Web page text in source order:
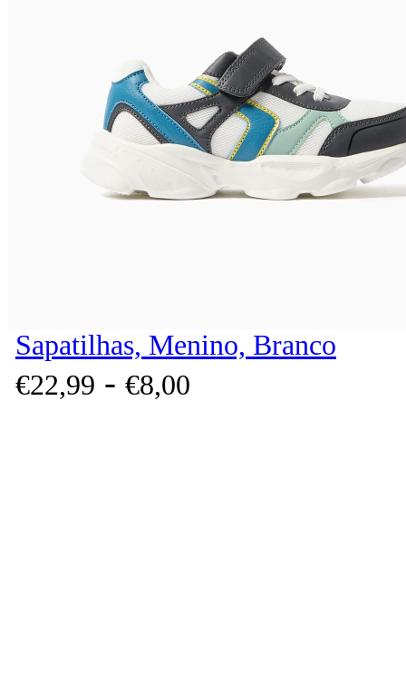
Sapatilhas, Menino, Branco
€22,99 - €8,00